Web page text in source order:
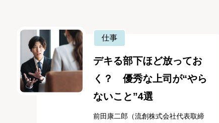
仕事
デキる部下ほど放ってお
く？ 優秀な上司が“やら
ないこと”4選
前田康二郎（流創株式会社代表取締